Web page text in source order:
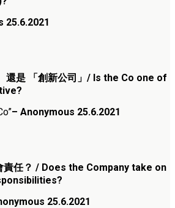
25.6.2021
還是 「創新公司」/ Is the Co one of
– Anonymous 25.6.2021
責任？ / Does the Company take on
25.6.2021